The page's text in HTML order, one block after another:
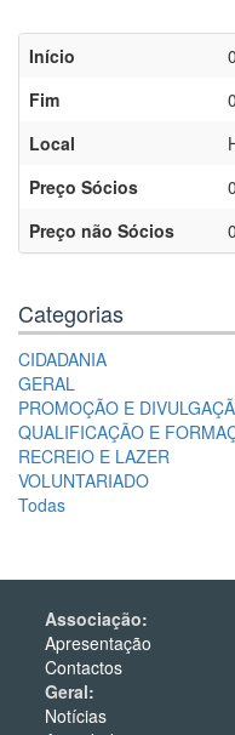
Início
Fim
Local
Preço Sócios
Preço não Sócios
Categorias
CIDADANIA
GERAL
PROMOÇÃO E
QUALIFICAÇÃO E
RECREIO E LAZER
VOLUNTARIADO
Todas
Associação:
Apresentação
Contactos
Geral:
Notícias